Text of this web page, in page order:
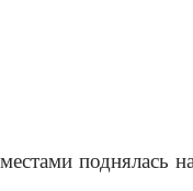
поднялась